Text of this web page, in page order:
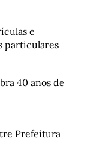
e
particulares
40 anos de
Prefeitura